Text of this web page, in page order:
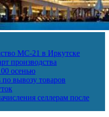
МС-21 в Иркутске
производства
осенью
по вывозу товаров
селлерам после